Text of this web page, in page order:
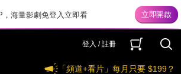
，海量影劇免登入立即看
登入 / 註冊
「頻道+看片」每月只要 $199？